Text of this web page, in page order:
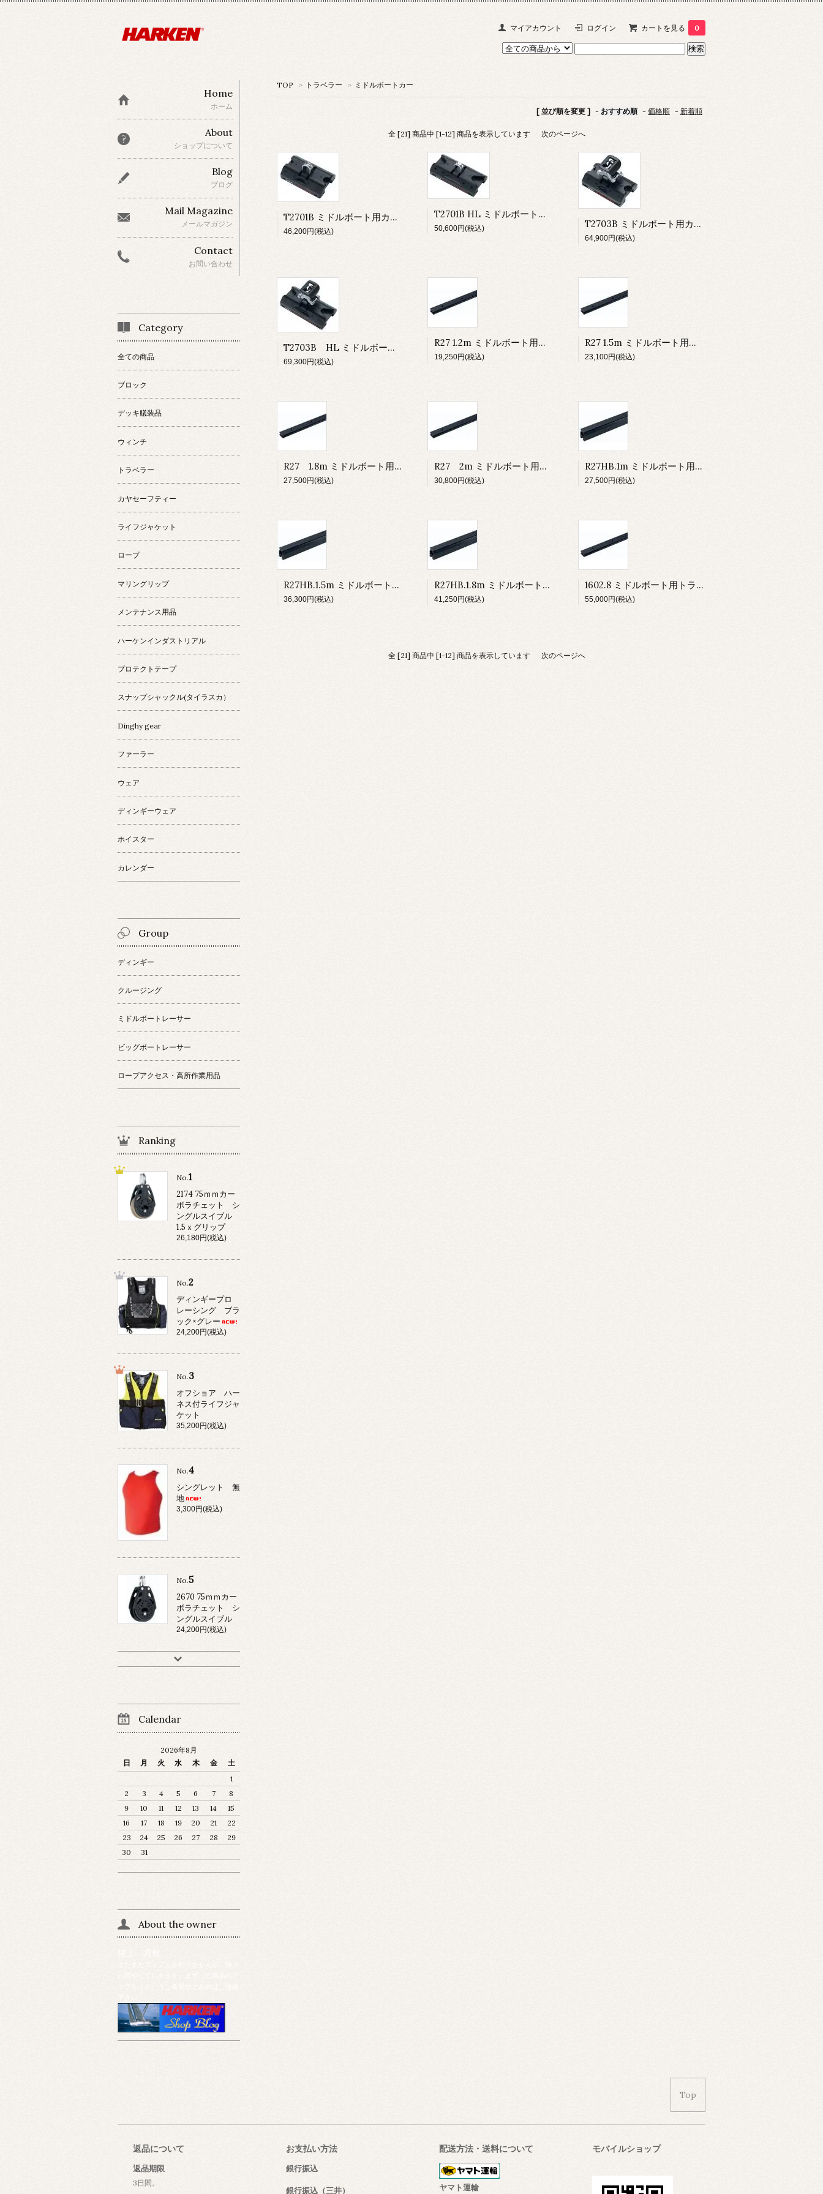
マイアカウント ログイン カートを見る 0
TOP > トラベラー > ミドルボートカー
[ 並び順を変更 ] - おすすめ順 - 価格順 - 新着順
全 [21] 商品中 [1-12] 商品を表示しています 次のページへ
T2701B ミドルボート用カー シャックル
46,200円(税込)
T2701B HL ミドルボート用カー ロングカー シャックル
50,600円(税込) T2703B ミドルボート用カー スタンドアップ トグル/イアー
64,900円(税込)
T2703B HL ミドルボート用カー ロング スタンドアップトグル/イアー
69,300円(税込)
R27 1.2m ミドルボート用トラック ロービーム（1.2m）
19,250円(税込)
R27 1.5m ミドルボート用トラック ロービーム（1.5m）
23,100円(税込)
R27 1.8m ミドルボート用トラック ロービーム（1.8m）
27,500円(税込)
R27 2m ミドルボート用トラック ロービーム（2m）
30,800円(税込)
R27HB.1m ミドルボート用トラック ハイビーム（1m）
27,500円(税込)
R27HB.1.5m ミドルボート用トラック ハイビーム（1.5m）
36,300円(税込)
R27HB.1.8m ミドルボート用トラック ハイビーム（1.8m）
41,250円(税込)
1602.8 ミドルボート用トラック ロービーム８インチ
55,000円(税込)
全 [21] 商品中 [1-12] 商品を表示しています 次のページへ
Home
ホーム
About
ショップについて
Blog
ブログ
Mail Magazine
メールマガジン
Contact
お問い合わせ
Category
全ての商品
ブロック
デッキ艤装品
ウィンチ
トラベラー
カヤセーフティー
ライフジャケット
ロープ
マリングリップ
メンテナンス用品
ハーケンインダストリアル
プロテクトテープ
スナップシャックル(タイラスカ）
Dinghy gear
ファーラー
ウェア
ディンギーウェア
ホイスター
カレンダー
Group
ディンギー
クルージング
ミドルボートレーサー
ビッグボートレーサー
ロープアクセス・高所作業用品
Ranking
No.1
2174 75ｍｍカー
ボラチェット シ
ングルスイブル
1.5ｘグリップ
26,180円(税込)
No.2
ディンギープロ
レーシング ブラ
ック×グレー
24,200円(税込)
No.3
オフショア ハー
ネス付ライフジャ
ケット
35,200円(税込)
No.4
シングレット 無
地
3,300円(税込)
No.5
2670 75ｍｍカー
ボラチェット シ
ングルスイブル
24,200円(税込)
Calendar
2026年8月
日
月 火 水 木 金
土
1
2
3 4 5 6 7
8
9
10 11 12 13 14
15
16
17 18 19 20 21
22
23
24 25 26 27 28
29
30
31
About the owner
Top
返品について
返品期限
3日間。
お支払い方法
銀行振込
銀行振込（三井）
配送方法・送料について
ヤマト運輸
モバイルショップ